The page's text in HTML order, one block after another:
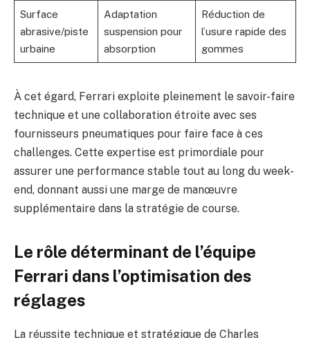
Surface
abrasive/piste
urbaine
Adaptation
suspension pour
absorption
Réduction de
l’usure rapide des
gommes
À cet égard, Ferrari exploite pleinement le savoir-faire
technique et une collaboration étroite avec ses
fournisseurs pneumatiques pour faire face à ces
challenges. Cette expertise est primordiale pour
assurer une performance stable tout au long du week-
end, donnant aussi une marge de manœuvre
supplémentaire dans la stratégie de course.
Le rôle déterminant de l’équipe
Ferrari dans l’optimisation des
réglages
La réussite technique et stratégique de Charles